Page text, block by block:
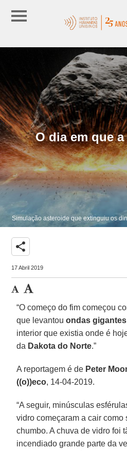
O dia em que
Simulação asteroide que extinguiu os
share
17 Abril 2019
“O começo do fim começou
que levantouondas gigantes
interior que existia onde é
da Dakota do Norte.”
A reportagem é de Peter
((o))eco, 14-04-2019.
“A seguir, minúsculas
vidro começaram a cair como
chumbo. A chuva de vidro foi
incendiado grande parte da